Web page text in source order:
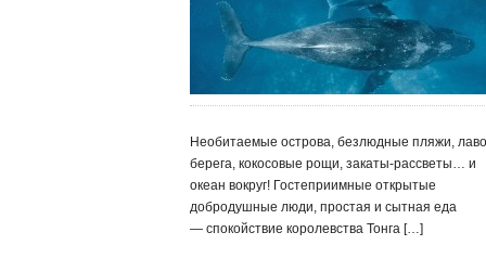
Необитаемые острова, безлюдные пляжи,
берега, кокосовые рощи, закаты-рассветы… и
океан вокруг! Гостеприимные открытые
добродушные люди, простая и сытная еда
— спокойствие королевства Тонга […]